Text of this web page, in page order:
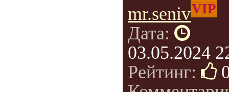
mr.senivVIP
Дата:
03.05.2024
Рейтинг: